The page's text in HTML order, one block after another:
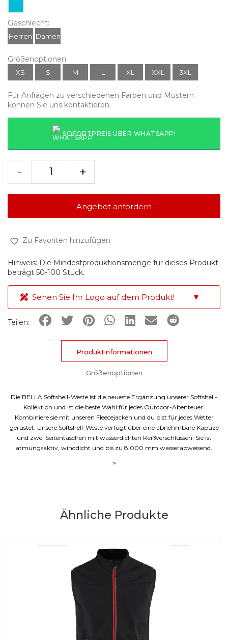
Geschlecht:
Herren Damen
Größenoptionen:
XS S M L XL XXL 3XL
Für Anfragen zu verschiedenen Farben und Mustern
können Sie uns kontaktieren.
SOFORTPREIS ÜBER WHATSAPP!
- +
Angebot anfordern
Zu Favoriten hinzufügen
Hinweis: Die Mindestproduktionsmenge für dieses Produkt
beträgt 50-100 Stück.
Sehen Sie Ihr Logo auf dem Produkt! ▼
Teilen:
Produktinformationen
Größenoptionen
Die BELLA Softshell-Weste ist die neueste Ergänzung unserer Softshell-
Kollektion und ist die beste Wahl für jedes Outdoor-Abenteuer.
Kombiniere sie mit unseren Fleecejacken und du bist für jedes Wetter
gerüstet. Unsere Softshell-Weste verfügt über eine abnehmbare Kapuze
und zwei Seitentaschen mit wasserdichten Reißverschlüssen. Sie ist
atmungsaktiv, winddicht und bis zu 8.000 mm wasserabweisend.
>
Ähnliche Produkte